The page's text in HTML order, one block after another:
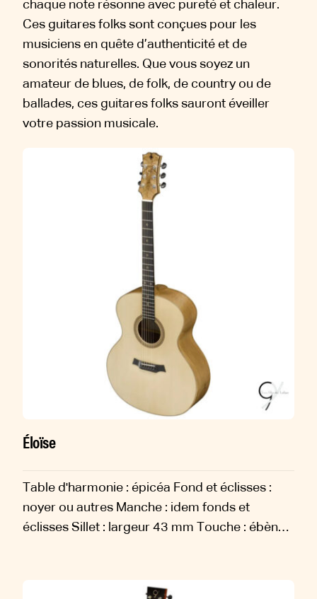
chaque note résonne avec pureté et chaleur.
Ces guitares folks sont conçues pour les
musiciens en quête d’authenticité et de
sonorités naturelles. Que vous soyez un
amateur de blues, de folk, de country ou de
ballades, ces guitares folks sauront éveiller
votre passion musicale.
Éloïse
Table d'harmonie : épicéa Fond et éclisses :
noyer ou autres Manche : idem fonds et
éclisses Sillet : largeur 43 mm Touche : ébène